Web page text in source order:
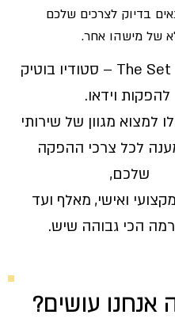
בדיוק לצרכים שלכם
של מישהו אחר.
מכאן נולד The Set – סטודיו בוטיק
להפקות וידאו.
למצוא מגוון של שירותי
לכל צרכי ההפקה
שלכם,
ואישי, מאלף ועד
הכי גבוהה שיש.
אנחנו עושים?